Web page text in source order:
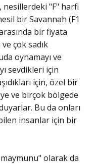
nesillerdeki "F" harfi
bir Savannah (F1
bir fiyata
çok sadık
oynamayı ve
sevdikleri için
için, özel bir
ve birçok bölgede
Bu da onları
insanlar için bir
olarak da